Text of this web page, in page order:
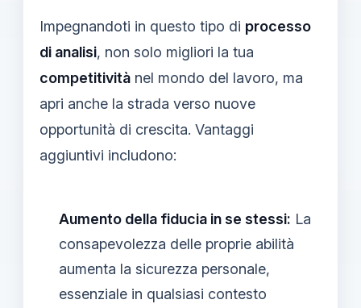
Impegnandoti in questo tipo di processo
di analisi, non solo migliori la tua
competitività nel mondo del lavoro, ma
apri anche la strada verso nuove
opportunità di crescita. Vantaggi
aggiuntivi includono:
Aumento della fiducia in se stessi: La
consapevolezza delle proprie abilità
aumenta la sicurezza personale,
essenziale in qualsiasi contesto